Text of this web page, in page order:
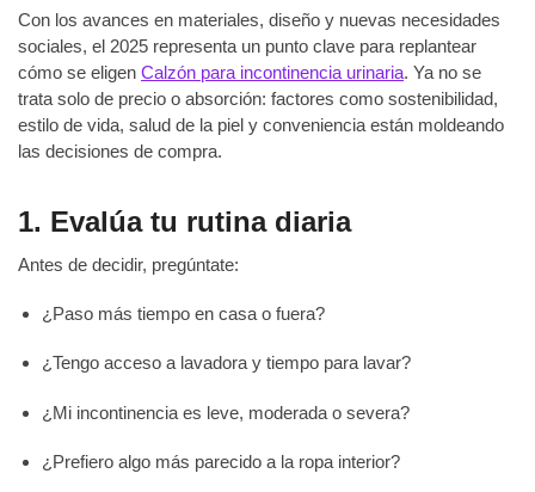
Con los avances en materiales, diseño y nuevas necesidades
sociales, el 2025 representa un punto clave para replantear
cómo se eligen Calzón para incontinencia urinaria. Ya no se
trata solo de precio o absorción: factores como sostenibilidad,
estilo de vida, salud de la piel y conveniencia están moldeando
las decisiones de compra.
1. Evalúa tu rutina diaria
Antes de decidir, pregúntate:
¿Paso más tiempo en casa o fuera?
¿Tengo acceso a lavadora y tiempo para lavar?
¿Mi incontinencia es leve, moderada o severa?
¿Prefiero algo más parecido a la ropa interior?